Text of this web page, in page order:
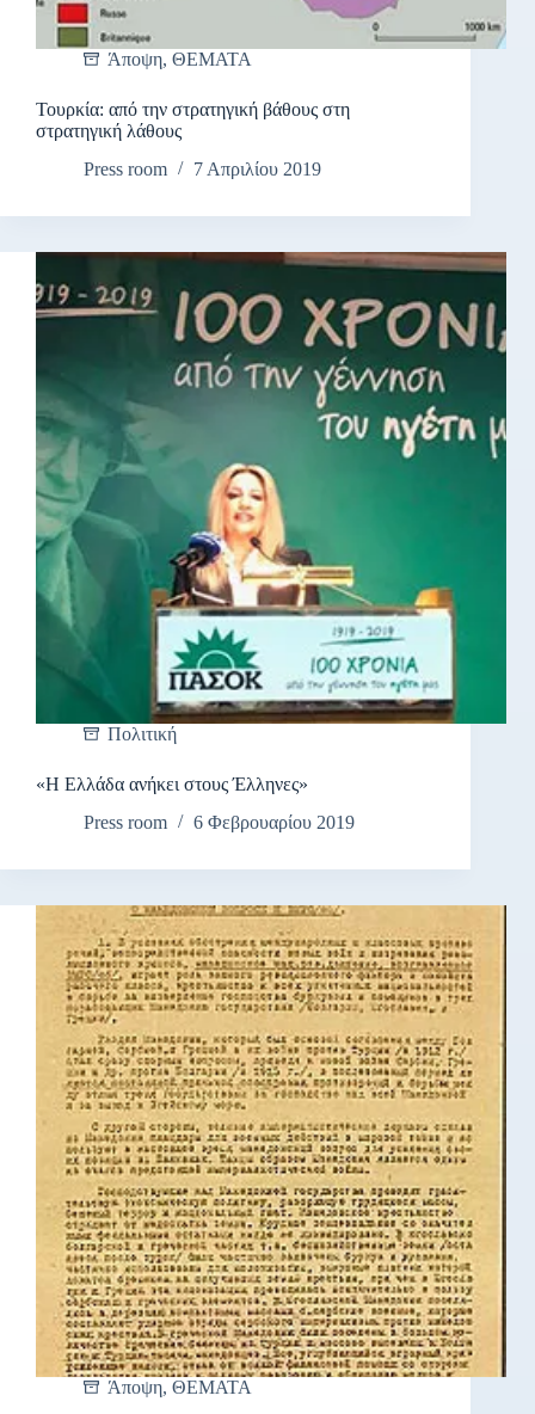
Άποψη, ΘΕΜΑΤΑ
Τουρκία: από την στρατηγική βάθους στη
στρατηγική λάθους
Press room
7 Απριλίου 2019
Πολιτική
«Η Ελλάδα ανήκει στους Έλληνες»
Press room
6 Φεβρουαρίου 2019
Άποψη, ΘΕΜΑΤΑ